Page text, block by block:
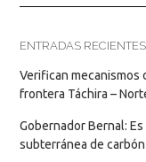
ENTRADAS RECIENTES
Verifican mecanismos
frontera Táchira –
Gobernador Bernal:
subterránea de carbón